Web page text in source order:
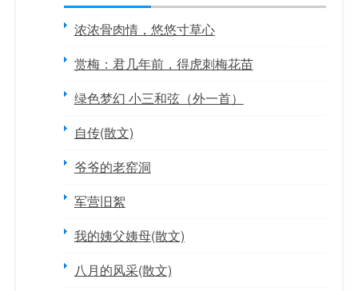
浓浓骨肉情，悠悠寸草心
赏梅：君几年前，得虎刺梅花苗
绿色梦幻 小三和弦（外一首）
自传(散文)
爷爷的老窑洞
军营旧絮
我的姨父姨母(散文)
八月的风采(散文)